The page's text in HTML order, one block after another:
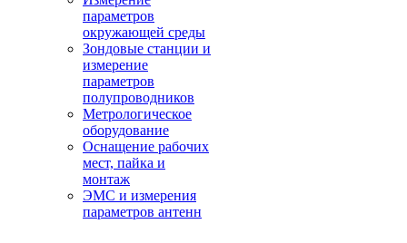
параметров
окружающей среды
Зондовые станции и
измерение
параметров
полупроводников
Метрологическое
оборудование
Оснащение рабочих
мест, пайка и
монтаж
ЭМС и измерения
параметров антенн